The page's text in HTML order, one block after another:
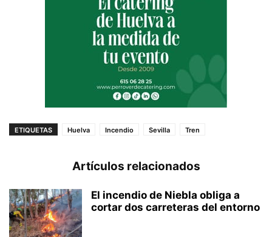
ETIQUETAS Huelva Incendio Sevilla Tren
Artículos relacionados
El incendio de Niebla obliga a
cortar dos carreteras del entorno